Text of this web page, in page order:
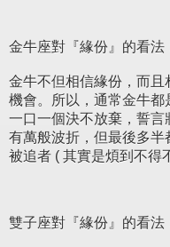
金牛座對『緣份』的看法
金牛不但相信緣份，而
機會。所以，通常金牛都
一口一個決不放棄，誓
有萬般波折，但最後多半
被追者 ( 其實是煩到不得
雙子座對『緣份』的看法